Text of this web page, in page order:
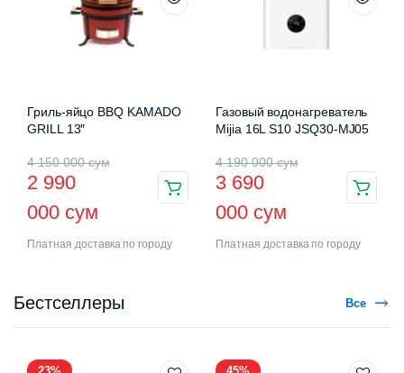
Гриль-яйцо BBQ KAMADO
GRILL 13″
4 150 000сум
2 990
000 сум
Платная доставка по городу
Газовый водонагреватель
Mijia 16L S10 JSQ30-MJ05
4 190 000сум
3 690
000 сум
Платная доставка по городу
Бестселлеры Все
23% 45%